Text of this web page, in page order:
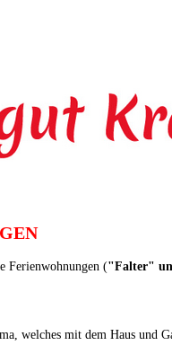
Ferienwohnungen ("Falter"
welches mit dem Haus und